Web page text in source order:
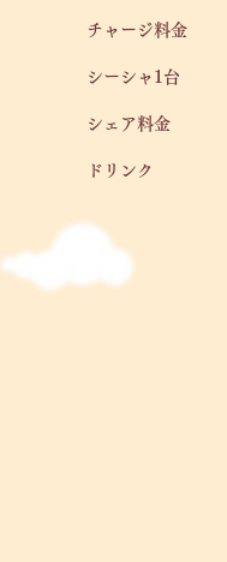
チャージ料金
シーシャ1台
​シェア料金
​ドリンク